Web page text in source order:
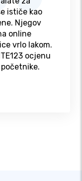
ističe kao
Njegov
online
vrlo lakom.
ocjenu